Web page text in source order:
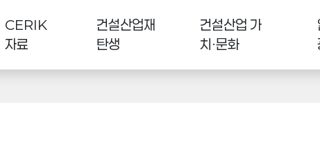
CERIK
자료
건설산업재
탄생
건설산업 가
치·문화